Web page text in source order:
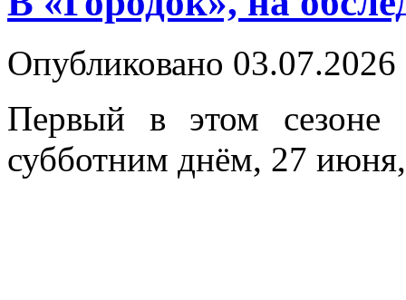
Опубликовано
Первый в этом сезоне
субботним днём, 27